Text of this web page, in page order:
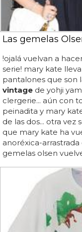
Las gemelas
!ojalá vuelvan a
serie! mary kate
pantalones que son
vintage de yohji
clergerie... aún con
peinadita y mary
de las dos... otra vez
que mary kate ha
anoréxica-
gemelas olsen